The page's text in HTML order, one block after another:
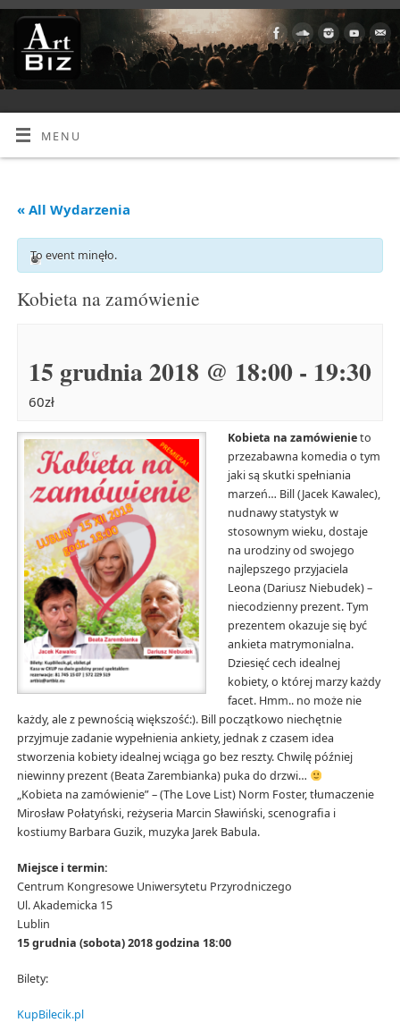
MENU
« All Wydarzenia
To event minęło.
Kobieta na zamówienie
15 grudnia 2018 @ 18:00- 19:30
60zł
Kobieta na zamówienieto
przezabawna komedia o tym
jaki są skutki spełniania
marzeń… Bill (Jacek Kawalec),
nudnawy statystyk w
stosownym wieku, dostaje
na urodziny od swojego
najlepszego przyjaciela
Leona (Dariusz Niebudek) –
niecodzienny prezent. Tym
prezentem okazuje się być
ankieta matrymonialna.
Dziesięć cech idealnej
kobiety, o której marzy każdy
facet. Hmm.. no może nie
każdy, ale z pewnością większość:). Bill początkowo niechętnie
przyjmuje zadanie wypełnienia ankiety, jednak z czasem idea
stworzenia kobiety idealnej wciąga go bez reszty. Chwilę później
niewinny prezent (Beata Zarembianka) puka do drzwi…
„Kobieta na zamówienie” – (The Love List) Norm Foster, tłumaczenie
Mirosław Połatyński, reżyseria Marcin Sławiński, scenografia i
kostiumy Barbara Guzik, muzyka Jarek Babula.
Miejsce i termin:
Centrum Kongresowe Uniwersytetu Przyrodniczego
Ul. Akademicka 15
Lublin
15 grudnia (sobota) 2018 godzina 18:00
Bilety:
KupBilecik.pl